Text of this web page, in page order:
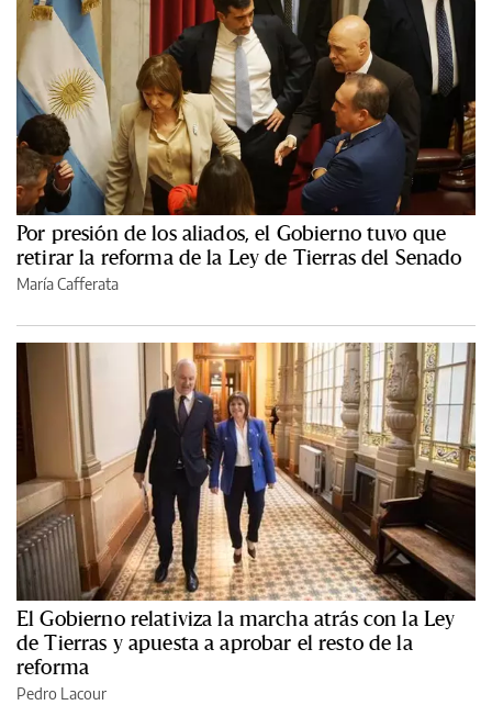
Por presión de los aliados, el Gobierno tuvo que
retirar la reforma de la Ley de Tierras del Senado
María Cafferata
El Gobierno relativiza la marcha atrás con la Ley
de Tierras y apuesta a aprobar el resto de la
reforma
Pedro Lacour